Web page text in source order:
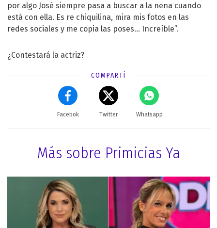
por algo José siempre pasa a buscar a la nena cuando
está con ella. Es re chiquilina, mira mis fotos en las
redes sociales y me copia las poses… Increíble”.
¿Contestará la actriz?
COMPARTÍ
Facebok Twitter Whatsapp
Más sobre Primicias Ya